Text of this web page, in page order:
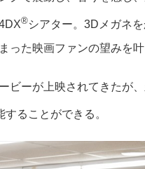
®︎シアター。3Dメガネ
った映画ファンの望みを叶
ビーが上映されてきたが
ることができる。